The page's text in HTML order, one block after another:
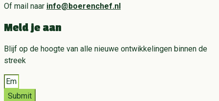
Of mail naar info@boerenchef.nl
Meld je aan
Blijf op de hoogte van alle nieuwe ontwikkelingen binnen de
streek
Submit